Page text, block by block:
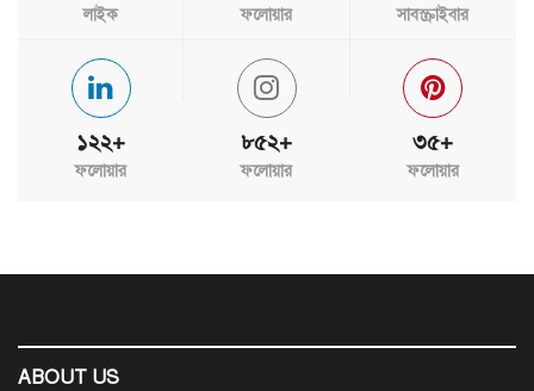
লাইক ফলোয়ার সাবস্ক্রাইবার
১২২+
ফলোয়ার
৮৫২+
ফলোয়ার
৩৫+
ফলোয়ার
ABOUT US